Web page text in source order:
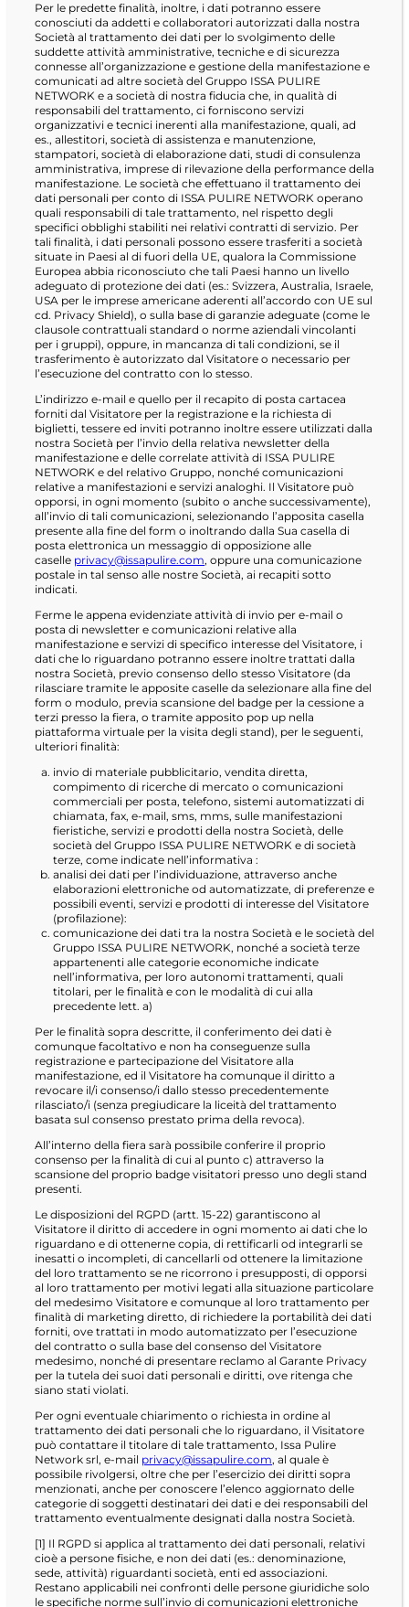
Per le predette finalità, inoltre, i dati potranno essere
conosciuti da addetti e collaboratori autorizzati dalla nostra
Società al trattamento dei dati per lo svolgimento delle
suddette attività amministrative, tecniche e di sicurezza
connesse all’organizzazione e gestione della manifestazione e
comunicati ad altre società del Gruppo ISSA PULIRE
NETWORK e a società di nostra fiducia che, in qualità di
responsabili del trattamento, ci forniscono servizi
organizzativi e tecnici inerenti alla manifestazione, quali, ad
es., allestitori, società di assistenza e manutenzione,
stampatori, società di elaborazione dati, studi di consulenza
amministrativa, imprese di rilevazione della performance della
manifestazione. Le società che effettuano il trattamento dei
dati personali per conto di ISSA PULIRE NETWORK operano
quali responsabili di tale trattamento, nel rispetto degli
specifici obblighi stabiliti nei relativi contratti di servizio. Per
tali finalità, i dati personali possono essere trasferiti a società
situate in Paesi al di fuori della UE, qualora la Commissione
Europea abbia riconosciuto che tali Paesi hanno un livello
adeguato di protezione dei dati (es.: Svizzera, Australia, Israele,
USA per le imprese americane aderenti all’accordo con UE sul
cd. Privacy Shield), o sulla base di garanzie adeguate (come le
clausole contrattuali standard o norme aziendali vincolanti
per i gruppi), oppure, in mancanza di tali condizioni, se il
trasferimento è autorizzato dal Visitatore o necessario per
l’esecuzione del contratto con lo stesso.
L’indirizzo e-mail e quello per il recapito di posta cartacea
forniti dal Visitatore per la registrazione e la richiesta di
biglietti, tessere ed inviti potranno inoltre essere utilizzati dalla
nostra Società per l’invio della relativa newsletter della
manifestazione e delle correlate attività di ISSA PULIRE
NETWORK e del relativo Gruppo, nonché comunicazioni
relative a manifestazioni e servizi analoghi. Il Visitatore può
opporsi, in ogni momento (subito o anche successivamente),
all’invio di tali comunicazioni, selezionando l’apposita casella
presente alla fine del form o inoltrando dalla Sua casella di
posta elettronica un messaggio di opposizione alle
caselle privacy@issapulire.com, oppure una comunicazione
postale in tal senso alle nostre Società, ai recapiti sotto
indicati.
Ferme le appena evidenziate attività di invio per e-mail o
posta di newsletter e comunicazioni relative alla
manifestazione e servizi di specifico interesse del Visitatore, i
dati che lo riguardano potranno essere inoltre trattati dalla
nostra Società, previo consenso dello stesso Visitatore (da
rilasciare tramite le apposite caselle da selezionare alla fine del
form o modulo, previa scansione del badge per la cessione a
terzi presso la fiera, o tramite apposito pop up nella
piattaforma virtuale per la visita degli stand), per le seguenti,
ulteriori finalità:
invio di materiale pubblicitario, vendita diretta,
compimento di ricerche di mercato o comunicazioni
commerciali per posta, telefono, sistemi automatizzati di
chiamata, fax, e-mail, sms, mms, sulle manifestazioni
fieristiche, servizi e prodotti della nostra Società, delle
società del Gruppo ISSA PULIRE NETWORK e di società
terze, come indicate nell’informativa :
analisi dei dati per l’individuazione, attraverso anche
elaborazioni elettroniche od automatizzate, di preferenze e
possibili eventi, servizi e prodotti di interesse del Visitatore
(profilazione):
comunicazione dei dati tra la nostra Società e le società del
Gruppo ISSA PULIRE NETWORK, nonché a società terze
appartenenti alle categorie economiche indicate
nell’informativa, per loro autonomi trattamenti, quali
titolari, per le finalità e con le modalità di cui alla
precedente lett. a)
Per le finalità sopra descritte, il conferimento dei dati è
comunque facoltativo e non ha conseguenze sulla
registrazione e partecipazione del Visitatore alla
manifestazione, ed il Visitatore ha comunque il diritto a
revocare il/i consenso/i dallo stesso precedentemente
rilasciato/i (senza pregiudicare la liceità del trattamento
basata sul consenso prestato prima della revoca).
All’interno della fiera sarà possibile conferire il proprio
consenso per la finalità di cui al punto c) attraverso la
scansione del proprio badge visitatori presso uno degli stand
presenti.
Le disposizioni del RGPD (artt. 15-22) garantiscono al
Visitatore il diritto di accedere in ogni momento ai dati che lo
riguardano e di ottenerne copia, di rettificarli od integrarli se
inesatti o incompleti, di cancellarli od ottenere la limitazione
del loro trattamento se ne ricorrono i presupposti, di opporsi
al loro trattamento per motivi legati alla situazione particolare
del medesimo Visitatore e comunque al loro trattamento per
finalità di marketing diretto, di richiedere la portabilità dei dati
forniti, ove trattati in modo automatizzato per l’esecuzione
del contratto o sulla base del consenso del Visitatore
medesimo, nonché di presentare reclamo al Garante Privacy
per la tutela dei suoi dati personali e diritti, ove ritenga che
siano stati violati.
Per ogni eventuale chiarimento o richiesta in ordine al
trattamento dei dati personali che lo riguardano, il Visitatore
può contattare il titolare di tale trattamento, Issa Pulire
Network srl, e-mail privacy@issapulire.com, al quale è
possibile rivolgersi, oltre che per l’esercizio dei diritti sopra
menzionati, anche per conoscere l’elenco aggiornato delle
categorie di soggetti destinatari dei dati e dei responsabili del
trattamento eventualmente designati dalla nostra Società.
[1] Il RGPD si applica al trattamento dei dati personali, relativi
cioè a persone fisiche, e non dei dati (es.: denominazione,
sede, attività) riguardanti società, enti ed associazioni.
Restano applicabili nei confronti delle persone giuridiche solo
le specifiche norme sull’invio di comunicazioni elettroniche